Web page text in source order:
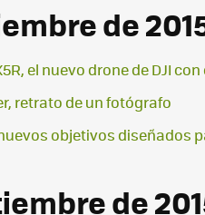
de
el nuevo drone de DJI
retrato de un fotógrafo
objetivos diseñados
de